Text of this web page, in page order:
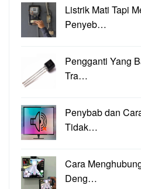
Listrik Mati Tapi
Penyeb…
Pengganti Yang
Tra…
Penybab dan
Tidak…
Cara
Deng…